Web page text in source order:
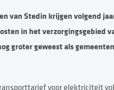
van Stedin krijgen volgend
in het verzorgingsgebied
groter geweest als
voor elektriciteit